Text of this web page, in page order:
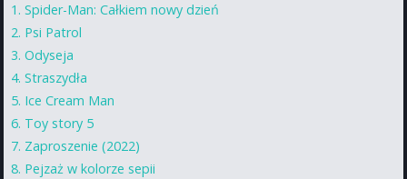
Spider-Man: Całkiem nowy dzień
Psi Patrol
Odyseja
Straszydła
Ice Cream Man
Toy story 5
Zaproszenie (2022)
Pejzaż w kolorze sepii